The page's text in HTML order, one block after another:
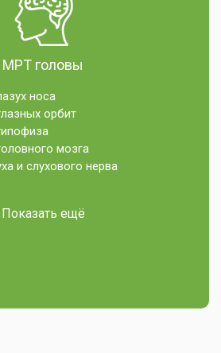
МРТ головы
носа
орбит
мозга
и слухового нерва
Показать ещё